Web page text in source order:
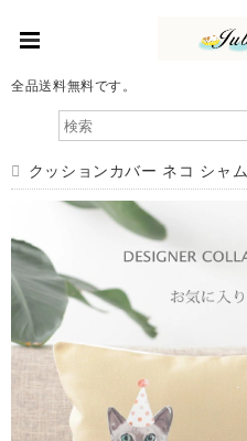
全品送料無料です。
クッションカバー ネコ シャム